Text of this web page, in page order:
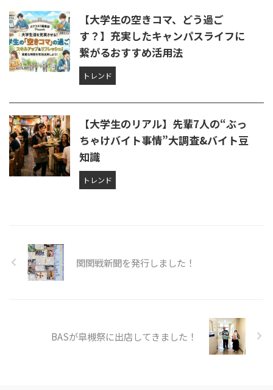
【大学生の空きコマ、どう過ご
す？】充実したキャンパスライフに
繋がるおすすめ活用法
トレンド
【大学生のリアル】先輩7人の“ぶっ
ちゃけバイト事情”大調査&バイト豆
知識
トレンド
関関戦新聞を発行しました！
BASが皐槻祭に出店してきました！